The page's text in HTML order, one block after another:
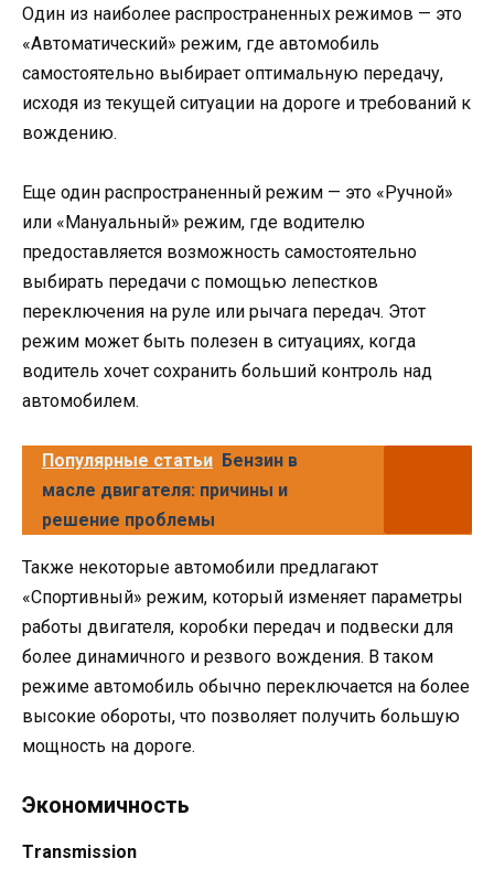
Один из наиболее распространенных режимов — это
«Автоматический» режим, где автомобиль
самостоятельно выбирает оптимальную передачу,
исходя из текущей ситуации на дороге и требований к
вождению.
Еще один распространенный режим — это «Ручной»
или «Мануальный» режим, где водителю
предоставляется возможность самостоятельно
выбирать передачи с помощью лепестков
переключения на руле или рычага передач. Этот
режим может быть полезен в ситуациях, когда
водитель хочет сохранить больший контроль над
автомобилем.
Популярные статьи Бензин в
масле двигателя: причины и
решение проблемы
Также некоторые автомобили предлагают
«Спортивный» режим, который изменяет параметры
работы двигателя, коробки передач и подвески для
более динамичного и резвого вождения. В таком
режиме автомобиль обычно переключается на более
высокие обороты, что позволяет получить большую
мощность на дороге.
Экономичность
Тransmission